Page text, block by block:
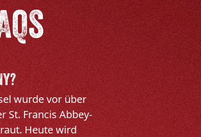
wurde vor über
St. Francis Abbey-
Heute wird